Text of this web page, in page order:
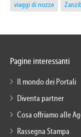
viaggi di nozze
Pagine interessanti
Il mondo dei Portali
Diventa partner
Cosa offriamo alle
Rassegna Stampa